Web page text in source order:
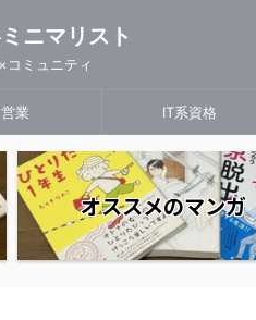
ニマリスト
コミュニティ
営業 IT系資格
オススメのマンガ